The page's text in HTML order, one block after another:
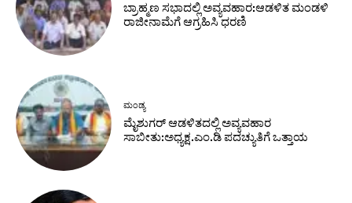
ಬ್ರಾಹ್ಮಣ ಸಭಾದಲ್ಲಿ ಅವ್ಯವಹಾರ:ಆಡಳಿತ ಮಂಡಳಿ
ರಾಜೀನಾಮೆಗೆ ಆಗ್ರಹಿಸಿ ಧರಣಿ
ಮಂಡ್ಯ
ಮೈಶುಗರ್ ಆಡಳಿತದಲ್ಲಿ ಅವ್ಯವಹಾರ
ಸಾಬೀತು:ಅಧ್ಯಕ್ಷ.ಎಂ.ಡಿ ಪದಚ್ಯುತಿಗೆ ಒತ್ತಾಯ